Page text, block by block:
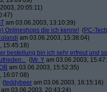
20:05:11)
am 03.06.2003, 13:10:39)
Onlineshops die ich kenne! (PC-
am 03.06.2003, 15:38:04)
15:45:18)
bestellung bin ich sehr erfreut und
(Mr. Y am 03.06.2003,
am 03.06.2003, 15:52:35)
16:07:08)
(teddybeer am 03.06.2003, 16:15:16)
am 03.06.2003, 20:43:24)